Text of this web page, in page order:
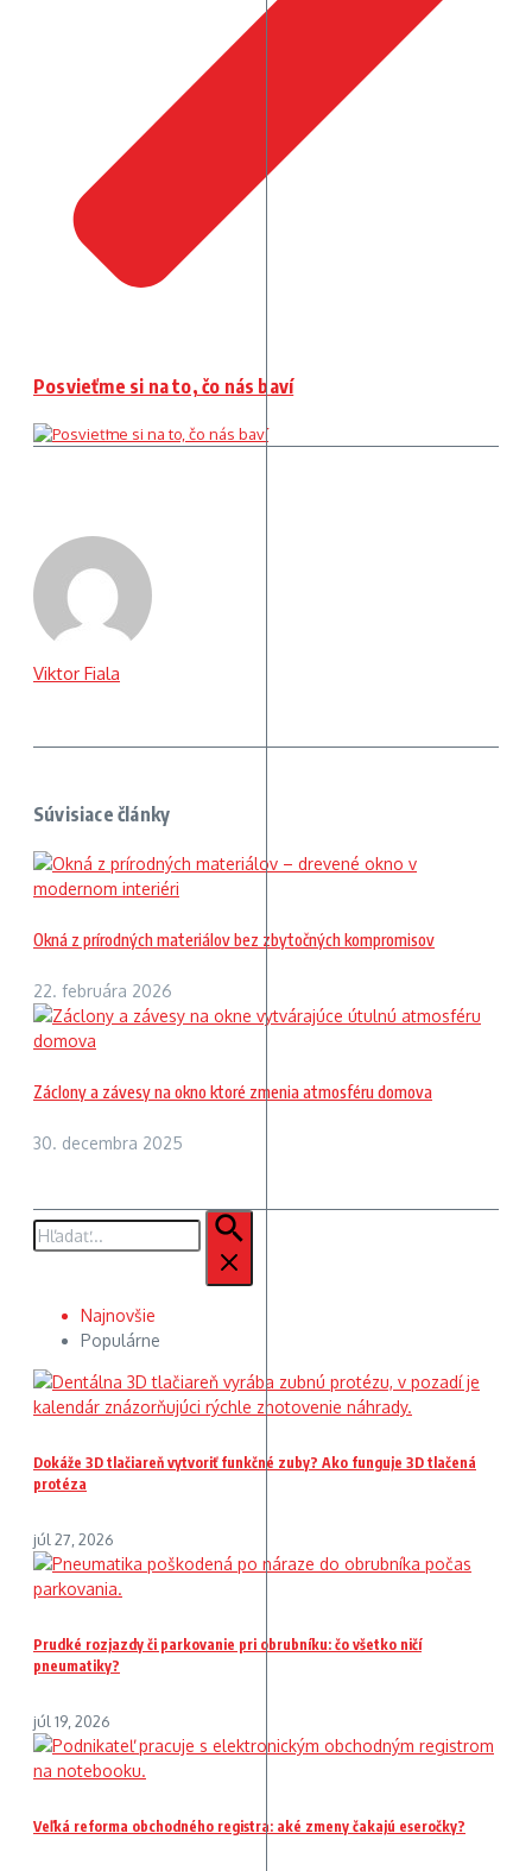
Posvieťme si na to, čo nás baví
Viktor Fiala
Súvisiace články
Okná z prírodných materiálov bez zbytočných kompromisov
22. februára 2026
Záclony a závesy na okno ktoré zmenia atmosféru domova
30. decembra 2025
Hľadať:
Najnovšie
Populárne
Dokáže 3D tlačiareň vytvoriť funkčné zuby? Ako funguje 3D tlačená
protéza
júl 27, 2026
Prudké rozjazdy či parkovanie pri obrubníku: čo všetko ničí
pneumatiky?
júl 19, 2026
Veľká reforma obchodného registra: aké zmeny čakajú eseročky?